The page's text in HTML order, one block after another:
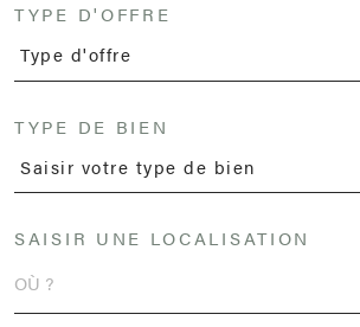
TYPE D'OFFRE
Type d'offre
TYPE DE BIEN
Saisir votre type de bien
SAISIR UNE LOCALISATION